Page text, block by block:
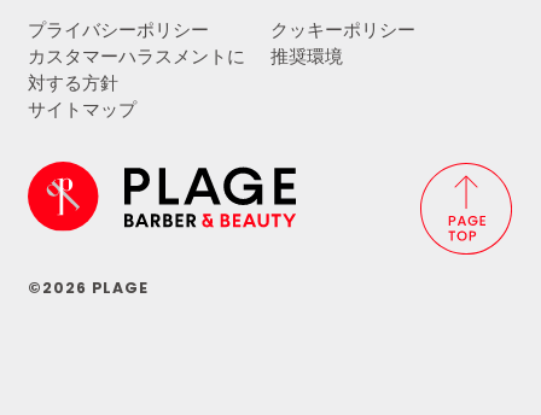
プライバシーポリシー
クッキーポリシー
カスタマーハラスメントに
対する方針
推奨環境
サイトマップ
©2026 PLAGE